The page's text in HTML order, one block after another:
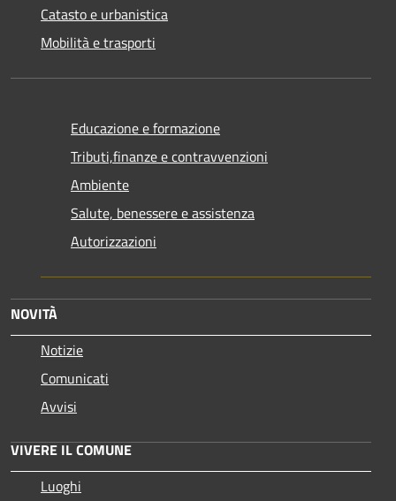
Catasto e urbanistica
Mobilità e trasporti
Educazione e formazione
Tributi,finanze e contravvenzioni
Ambiente
Salute, benessere e assistenza
Autorizzazioni
NOVITÀ
Notizie
Comunicati
Avvisi
VIVERE IL COMUNE
Luoghi